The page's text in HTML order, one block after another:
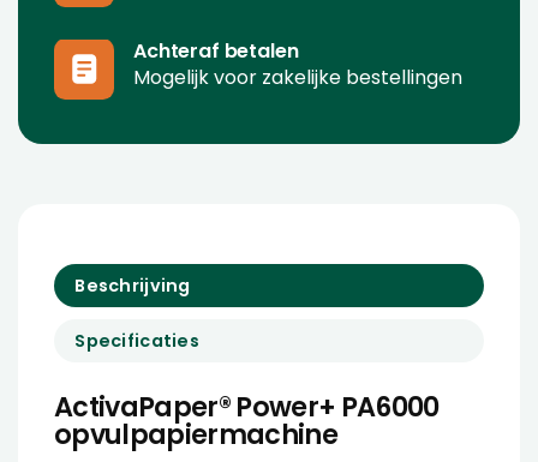
Achteraf betalen
Mogelijk voor zakelijke bestellingen
Beschrijving
Specificaties
ActivaPaper® Power+ PA6000
opvulpapiermachine